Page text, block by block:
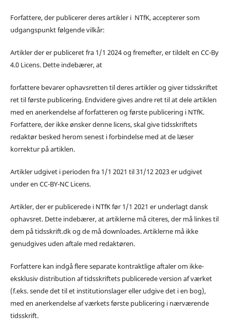
Forfattere, der publicerer deres artikler i NTfK, accepterer som
udgangspunkt følgende vilkår:
Artikler der er publiceret fra 1/1 2024 og fremefter, er tildelt en CC-By
4.0 Licens. Dette indebærer, at
forfattere bevarer ophavsretten til deres artikler og giver tidsskriftet
ret til første publicering. Endvidere gives andre ret til at dele artiklen
med en anerkendelse af forfatteren og første publicering i NTfK.
Forfattere, der ikke ønsker denne licens, skal give tidsskriftets
redaktør besked herom senest i forbindelse med at de læser
korrektur på artiklen.
Artikler udgivet i perioden fra 1/1 2021 til 31/12 2023 er udgivet
under en CC-BY-NC Licens.
Artikler, der er publicerede i NTfK før 1/1 2021 er underlagt dansk
ophavsret. Dette indebærer, at artiklerne må citeres, der må linkes til
dem på tidsskrift.dk og de må downloades. Artiklerne må ikke
genudgives uden aftale med redaktøren.
Forfattere kan indgå flere separate kontraktlige aftaler om ikke-
eksklusiv distribution af tidsskriftets publicerede version af værket
(f.eks. sende det til et institutionslager eller udgive det i en bog),
med en anerkendelse af værkets første publicering i nærværende
tidsskrift.